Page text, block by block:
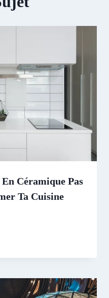
En Céramique Pas
Ta Cuisine